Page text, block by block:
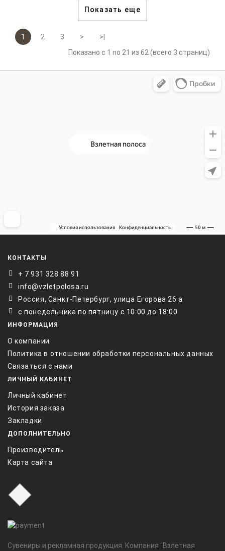
Показать еще
1 2 3 >
>|
Показано с 1 по 21 из 62 (всего 3 страниц)
КОНТАКТЫ
+ 7 931 328 88 91
info@vzletpolosa.ru
Россия, Санкт-Петербург, улица Егорова 26 а
с понедельника по пятницу с 10:00 до 18:00
ИНФОРМАЦИЯ
О компании
Политика в отношении обработки персональных данных
Связаться с нами
ЛИЧНЫЙ КАБИНЕТ
Личный кабинет
История заказа
Закладки
ДОПОЛНИТЕЛЬНО
Производитель
Карта сайта
Сувениры и рекламная продукция. Компания "Взлетная